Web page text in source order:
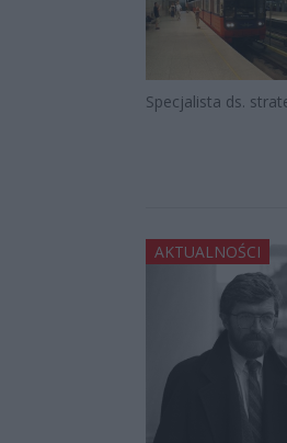
Specjalista ds.
AKTUALNOŚCI